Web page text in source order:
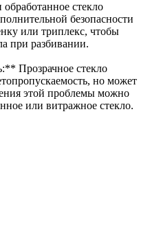
стекло
безопасности
или триплекс, чтобы
при разбивании.
Прозрачное стекло
но может
этой проблемы можно
или витражное стекло.